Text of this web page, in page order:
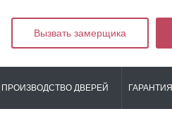
Вызвать замерщика
ПРОИЗВОДСТВО ДВЕРЕЙ ГАРАНТИЯ